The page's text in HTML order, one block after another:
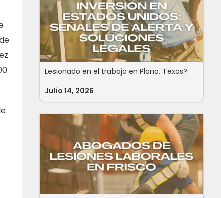
Lesionado en el trabajo en Plano, Texas?
Julio 14, 2026